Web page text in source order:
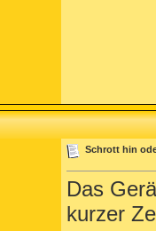
Schrott hin
Das
kurzer